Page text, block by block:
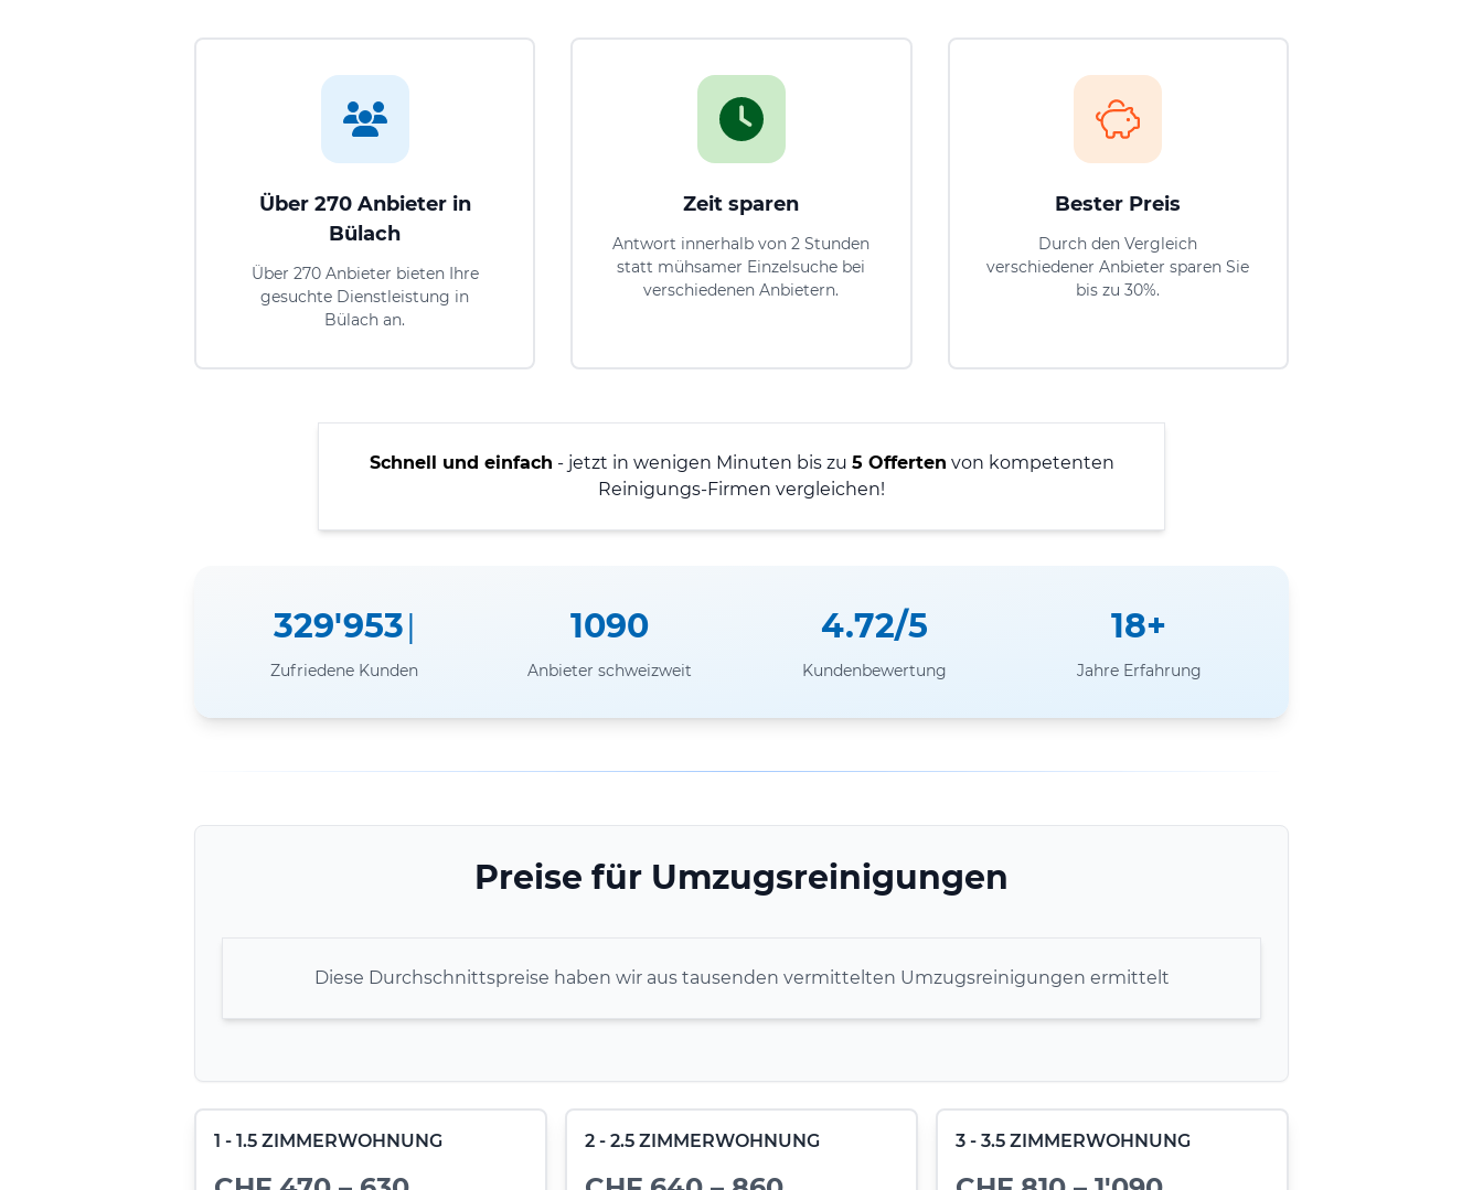
Über 270 Anbieter in
Bülach
Über 270 Anbieter bieten Ihre
gesuchte Dienstleistung in
Bülach an.
Zeit sparen
Antwort innerhalb von 2 Stunden
statt mühsamer Einzelsuche bei
verschiedenen Anbietern.
Bester Preis
Durch den Vergleich
verschiedener Anbieter sparen Sie
bis zu 30%.
Schnell und einfach - jetzt in wenigen Minuten bis zu 5 Offerten von kompetenten
Reinigungs-Firmen vergleichen!
329'953
Zufriedene Kunden
1090
Anbieter schweizweit
4.72/5
Kundenbewertung
18+
Jahre Erfahrung
Preise für Umzugsreinigungen
Diese Durchschnittspreise haben wir aus tausenden vermittelten Umzugsreinigungen ermittelt
1 - 1.5 ZIMMERWOHNUNG 2 - 2.5 ZIMMERWOHNUNG 3 - 3.5 ZIMMERWOHNUNG